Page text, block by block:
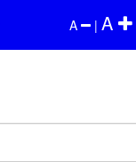
A | A